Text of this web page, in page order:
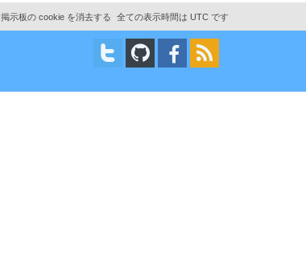
全ての表示時間は UTC です
掲示板の cookie を消去する